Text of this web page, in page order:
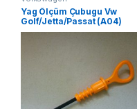
Yag Ölçüm Çubugu Vw
Golf/Jetta/Passat (A04)